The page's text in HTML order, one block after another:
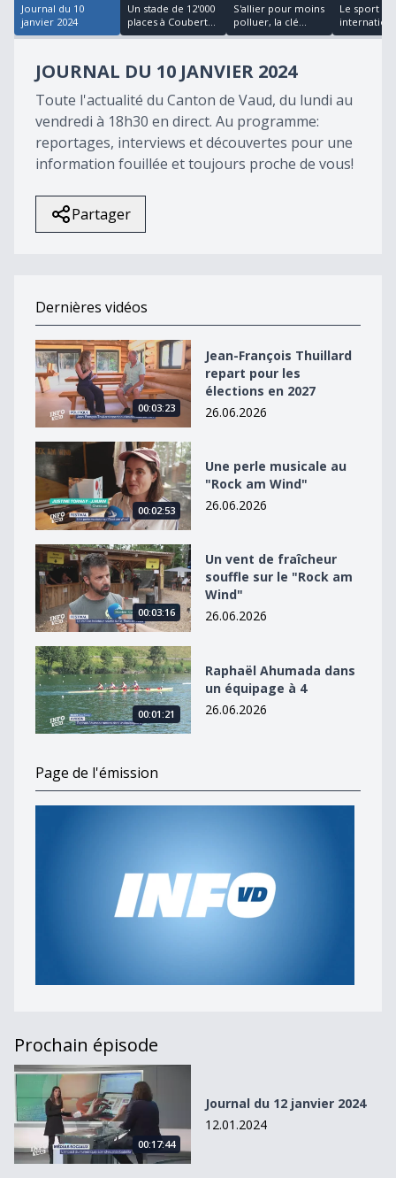
Journal du 10
janvier 2024
Un stade de 12'000
places à Coubert...
S'allier pour moins
polluer, la clé...
Le sport
JOURNAL DU 10 JANVIER 2024
Toute l'actualité du Canton de Vaud, du lundi au
vendredi à 18h30 en direct. Au programme:
reportages, interviews et découvertes pour une
information fouillée et toujours proche de vous!
Partager
Dernières vidéos
Jean-François Thuillard repart pour les élections en
00:03:23
Jean-François Thuillard
repart pour les
élections en 2027
26.06.2026
Une perle musicale au &quot;Rock am Wind&quot;
00:02:53
Une perle musicale au
"Rock am Wind"
26.06.2026
Un vent de fraîcheur souffle sur le &quot;Rock am
00:03:16
Un vent de fraîcheur
souffle sur le "Rock am
Wind"
26.06.2026
Raphaël Ahumada dans un équipage à 4
00:01:21
Raphaël Ahumada dans
un équipage à 4
26.06.2026
Page de l'émission
Prochain épisode
Journal du 12 janvier 2024
00:17:44
Journal du 12 janvier 2024
12.01.2024